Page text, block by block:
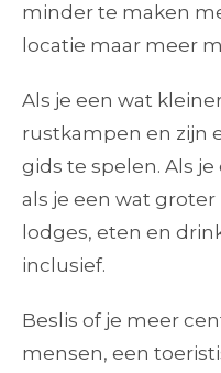
minder te maken
locatie maar meer
Als je een wat
rustkampen en zijn
gids te spelen. Als
als je een wat
lodges, eten en
inclusief.
Beslis of je meer
mensen, een